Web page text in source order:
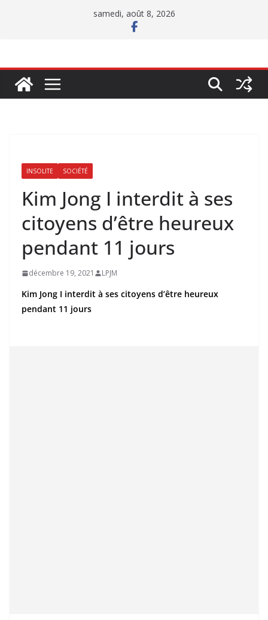
samedi, août 8, 2026
INSOLITE SOCIÉTÉ
Kim Jong I interdit à ses
citoyens d’être heureux
pendant 11 jours
décembre 19, 2021 LPJM
Kim Jong I interdit à ses citoyens d’être heureux
pendant 11 jours